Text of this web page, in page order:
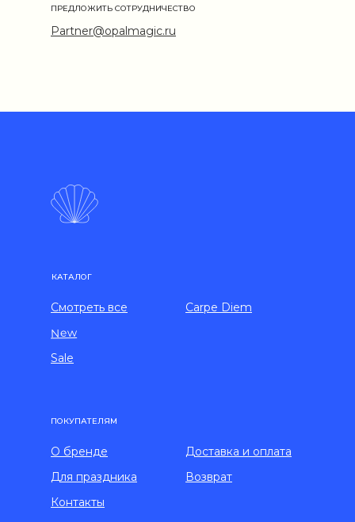
Partner@opalmagic.ru
ПРЕДЛОЖИТЬ СОТРУДНИЧЕСТВО
О бренде
Доставка и оплата
Возврат
КАТАЛОГ
ПОКУПАТЕЛЯМ
Carpe Diem
Смотреть все
New
Sale
Контакты
Для праздника